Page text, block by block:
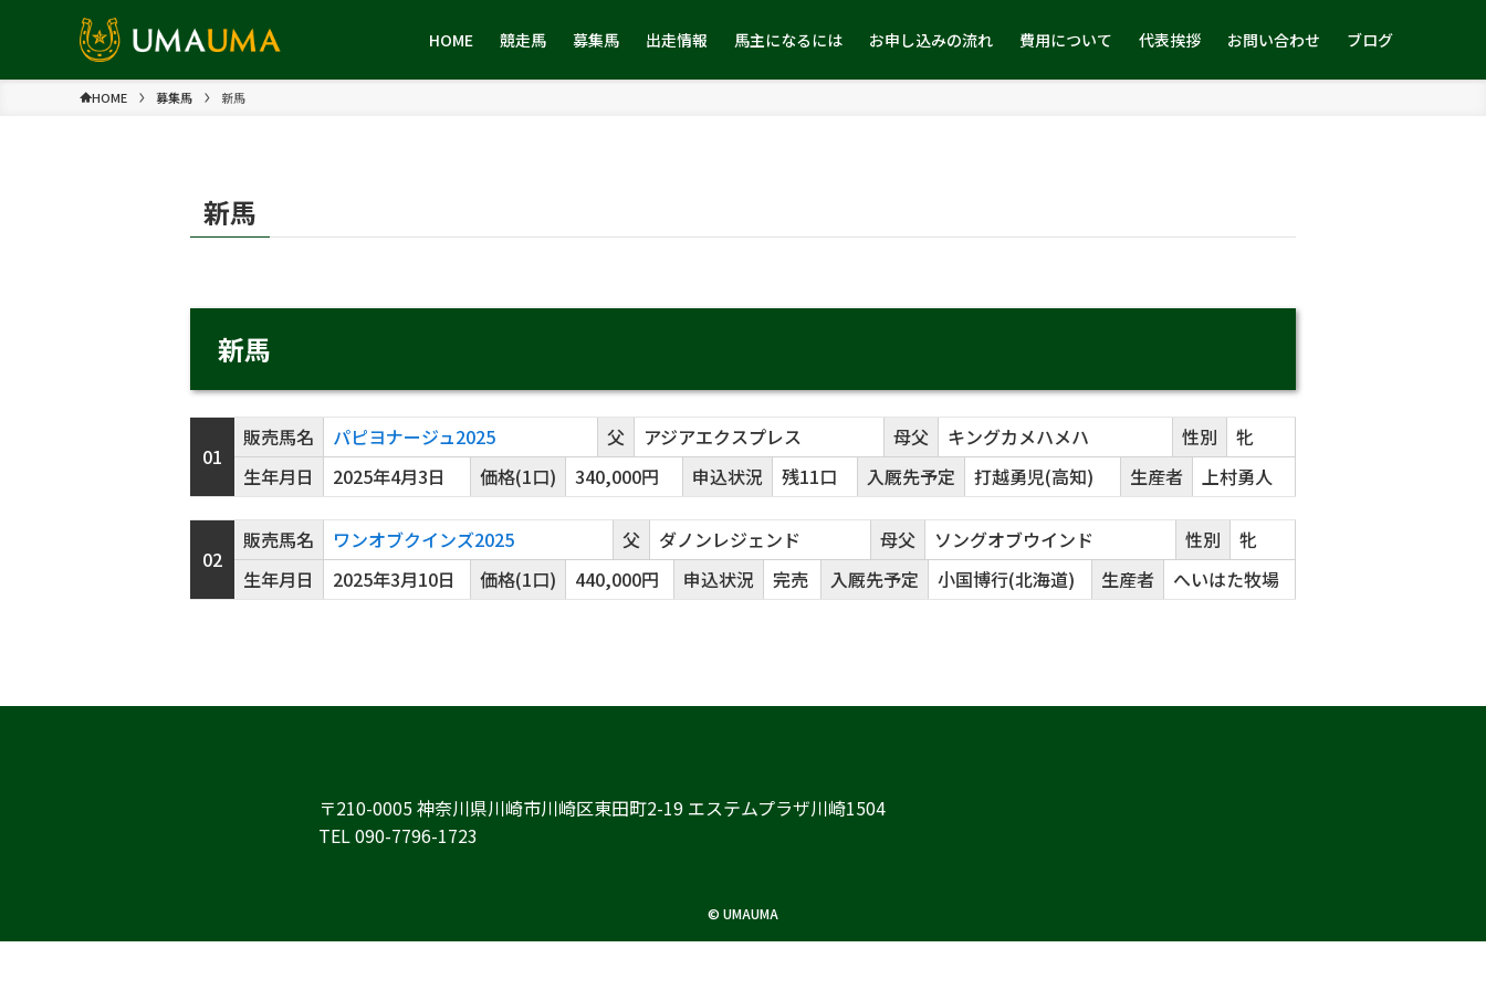
HOME 競走馬 募集馬 出走情報 馬主になるには お申し込みの流れ 費用について 代表挨拶 お問い合わせ ブログ
HOME 募集馬 新馬
新馬
新馬
01
販売馬名 パピヨナージュ2025 父 アジアエクスプレス 母父 キングカメハメハ 性別
牝
生年月日
2025年4月3日 価格(1口) 340,000円 申込状況 残11口 入厩先予定 打越勇児(高知) 生産者 上村勇人
02
販売馬名 ワンオブクインズ2025 父 ダノンレジェンド 母父 ソングオブウインド 性別
牝
生年月日
2025年3月10日 価格(1口) 440,000円 申込状況 完売 入厩先予定 小国博行(北海道) 生産者 へいはた牧場
〒210-0005 神奈川県川崎市川崎区東田町2-19 エステムプラザ川崎1504
TEL 090-7796-1723
© UMAUMA